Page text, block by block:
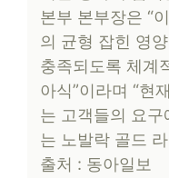
본부 본부장은 “
의 균형 잡힌 영
충족되도록 체계
아식”이라며 “현
는 고객들의 요
는 노발락 골드
출처 : 동아일보